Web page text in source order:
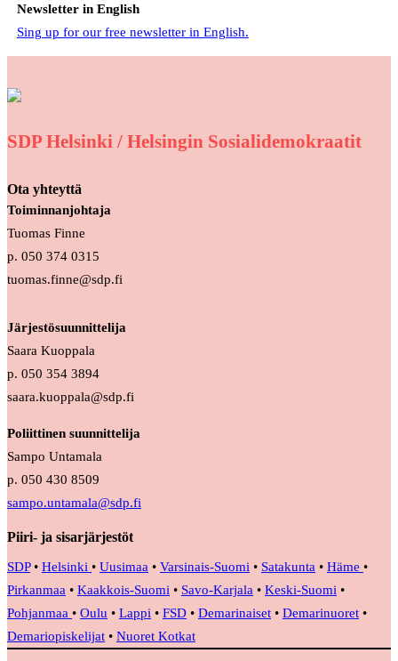
Newsletter in English
Sing up for our free newsletter in English.
SDP Helsinki / Helsingin Sosialidemokraatit
Ota yhteyttä
Toiminnanjohtaja
Tuomas Finne
p. 050 374 0315
tuomas.finne@sdp.fi
Järjestösuunnittelija
Saara Kuoppala
p. 050 354 3894
saara.kuoppala@sdp.fi
Poliittinen suunnittelija
Sampo Untamala
p. 050 430 8509
sampo.untamala@sdp.fi
Piiri- ja sisarjärjestöt
SDP• Helsinki • Uusimaa • Varsinais-Suomi • Satakunta • Häme •
Pirkanmaa • Kaakkois-Suomi • Savo-Karjala • Keski-Suomi •
Pohjanmaa • Oulu • Lappi • FSD • Demarinaiset • Demarinuoret •
Demariopiskelijat • Nuoret Kotkat